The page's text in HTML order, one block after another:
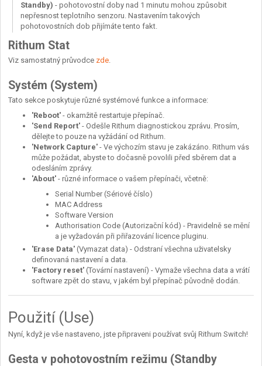
Standby) - pohotovostní doby nad 1 minutu mohou způsobit
nepřesnost teplotního senzoru. Nastavením takových
pohotovostních dob přijímáte tento fakt.
Rithum Stat
Viz samostatný průvodce zde
Systém (System)
Tato sekce poskytuje různé systémové funkce a informace:
'Reboot' - okamžitě restartuje přepínač.
'Send Report' - Odešle Rithum diagnostickou zprávu. Prosím,
dělejte to pouze na vyžádání od Rithum.
'Network Capture' - Ve výchozím stavu je zakázáno. Rithum vás
může požádat, abyste to dočasně povolili před sběrem dat a
odesláním zprávy.
'About' - různé informace o vašem přepínači, včetně:
Serial Number (Sériové číslo)
MAC Address
Software Version
Authorisation Code (Autorizační kód) - Pravidelně se mění
a je vyžadován při přiřazování licence pluginu.
'Erase Data' (Vymazat data) - Odstraní všechna uživatelsky
definovaná nastavení a data.
'Factory reset' (Tovární nastavení) - Vymaže všechna data a vrátí
software zpět do stavu, v jakém byl přepínač původně dodán.
Použití (Use)
Nyní, když je vše nastaveno, jste připraveni používat svůj Rithum Switch!
Gesta v pohotovostním režimu (Standby